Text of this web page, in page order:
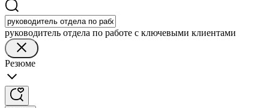
руководитель отдела по работе с ключевыми клиентами
Резюме